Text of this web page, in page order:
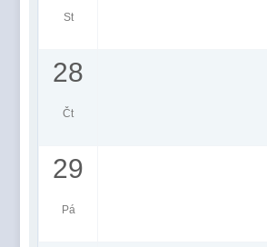
St
28
Čt
29
Pá